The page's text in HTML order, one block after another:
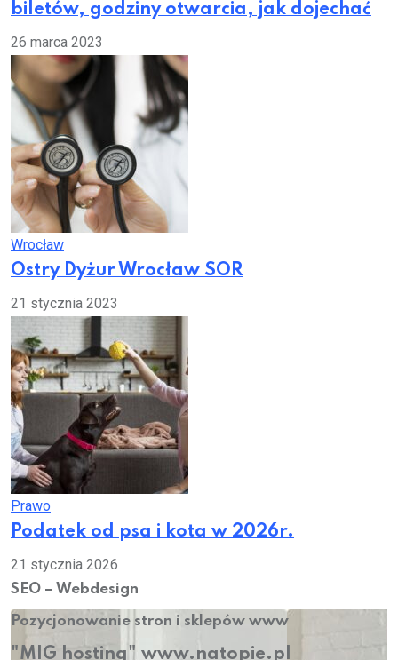
biletów, godziny otwarcia, jak dojechać
26 marca 2023
Wrocław
Ostry Dyżur Wrocław SOR
21 stycznia 2023
Prawo
Podatek od psa i kota w 2026r.
21 stycznia 2026
SEO – Webdesign
Pozycjonowanie stron i sklepów www
"MIG hosting" www.natopie.pl